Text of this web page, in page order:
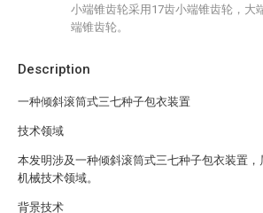
Description
一种倾斜滚筒式三七种子包衣装置
技术领域
本发明涉及一种倾斜滚筒式三七种子包衣装置，
机械技术领域。
背景技术
小端锥齿轮采用17齿小端锥齿轮，大
端锥齿轮。